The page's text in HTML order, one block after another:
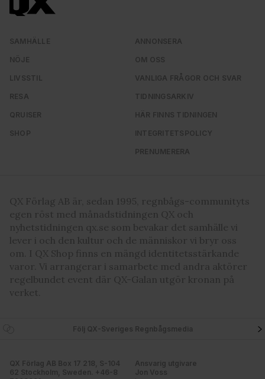
SAMHÄLLE
NÖJE
LIVSSTIL
RESA
QRUISER
SHOP
ANNONSERA
OM OSS
VANLIGA FRÅGOR OCH SVAR
TIDNINGSARKIV
HÄR FINNS TIDNINGEN
INTEGRITETSPOLICY
PRENUMERERA
QX Förlag AB är, sedan 1995, regnbågs-communityts
egen röst med månadstidningen QX och
nyhetstidningen qx.se som bevakar det samhälle vi
lever i och den kultur och de människor vi bryr oss
om. I QX Shop finns en mängd identitetsstärkande
varor. Vi arrangerar i samarbete med andra aktörer
regelbundet event där QX-Galan utgör kronan på
verket.
Följ QX-Sveriges Regnbågsmedia
QX Förlag AB Box 17 218, S-104
62 Stockholm, Sweden. +46-8
Ansvarig utgivare
Jon Voss